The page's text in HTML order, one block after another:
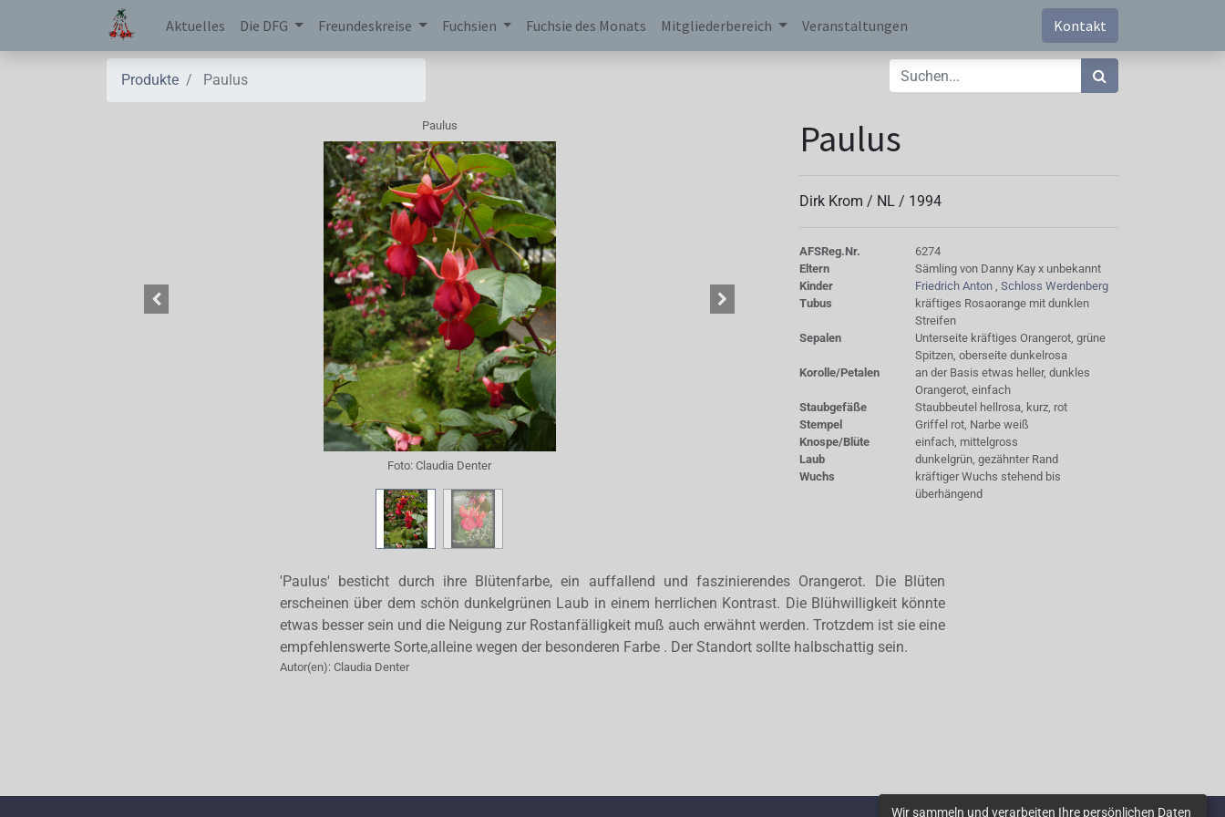
Aktuelles Die DFG Freundeskreise Fuchsien Fuchsie des Monats Mitgliederbereich Veranstaltungen Kontakt
Produkte Paulus
Paulus
Foto: Claudia Denter
Paulus
Dirk Krom / NL / 1994
AFSReg.Nr.
6274
Eltern
Sämling von Danny Kay x unbekannt
Kinder
Friedrich Anton , Schloss Werdenberg
Tubus
kräftiges Rosaorange mit dunklen
Streifen
Sepalen
Unterseite kräftiges Orangerot, grüne
Spitzen, oberseite dunkelrosa
Korolle/Petalen
an der Basis etwas heller, dunkles
Orangerot, einfach
Staubgefäße
Staubbeutel hellrosa, kurz, rot
Stempel
Griffel rot, Narbe weiß
Knospe/Blüte
einfach, mittelgross
Laub
dunkelgrün, gezähnter Rand
Wuchs
kräftiger Wuchs stehend bis
überhängend
'Paulus' besticht durch ihre Blütenfarbe, ein auffallend und faszinierendes Orangerot. Die Blüten
erscheinen über dem schön dunkelgrünen Laub in einem herrlichen Kontrast. Die Blühwilligkeit könnte
etwas besser sein und die Neigung zur Rostanfälligkeit muß auch erwähnt werden. Trotzdem ist sie eine
empfehlenswerte Sorte,alleine wegen der besonderen Farbe . Der Standort sollte halbschattig sein.
Autor(en): Claudia Denter
Wir sammeln und verarbeiten Ihre persönlichen Daten